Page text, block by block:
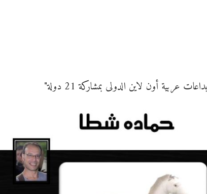
عربية أون لاين الدولى بمشاركة 21 دولة"